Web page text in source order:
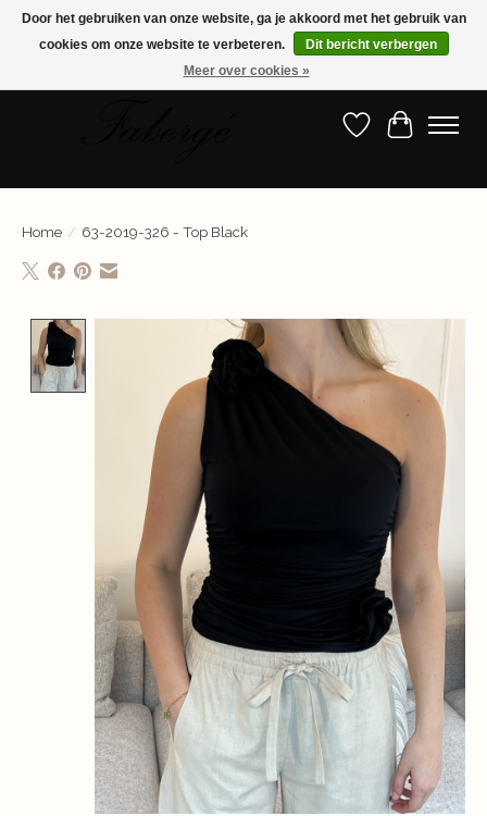
Shop nu de nieuwste collectie!
Verlanglijst
Home / 63-2019-326 - Top Black
Product image slideshow Items
Door het gebruiken van onze website, ga je akkoord met het gebruik van
cookies om onze website te verbeteren.
Dit bericht verbergen
Meer over cookies »